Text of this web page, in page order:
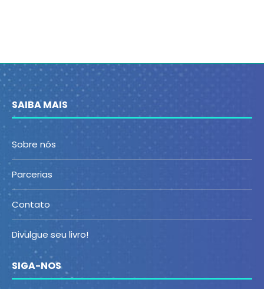
SAIBA MAIS
Sobre nós
Parcerias
Contato
Divulgue seu livro!
SIGA-NOS